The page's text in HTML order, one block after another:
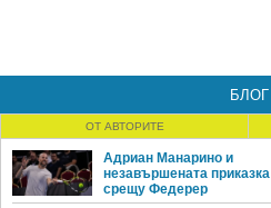
БЛОГ
ОТ АВТОРИТЕ
Адриан Манарино и
незавършената приказка
срещу Федерер